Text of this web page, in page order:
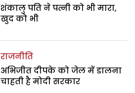
शंकालु पति ने पत्नी को भी मारा,
खुद को भी
राजनीति
अभिजीत दीपके को जेल में डालना
चाहती है मोदी सरकार